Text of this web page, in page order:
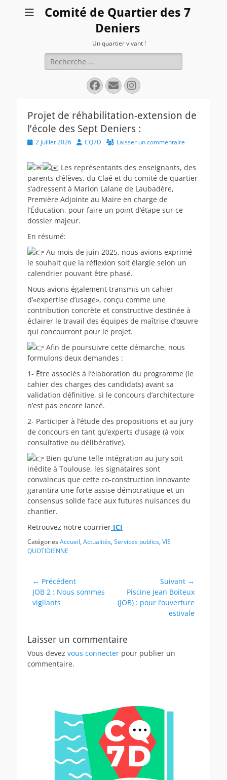
Comité de Quartier des 7
Deniers
Un quartier vivant !
Rechercher :
Facebook
E-
mail
Instagram
Projet de réhabilitation-extension de
l’école des Sept Deniers :
Posted2 juillet 2026 Author
CQ7D Laisser un commentaire
Les représentants des enseignants, des
parents d’élèves, du Claé et du comité de quartier
s’adressent à Marion Lalane de Laubadère,
Première Adjointe au Maire en charge de
l’Éducation, pour faire un point d’étape sur ce
dossier majeur.
En résumé:
Au mois de juin 2025, nous avions exprimé
le souhait que la réflexion soit élargie selon un
calendrier pouvant être phasé.
Nous avions également transmis un cahier
d’«expertise d’usage», conçu comme une
contribution concrète et constructive destinée à
éclairer le travail des équipes de maîtrise d’œuvre
qui concourront pour le projet.
Afin de poursuivre cette démarche, nous
formulons deux demandes :
1- Être associés à l’élaboration du programme (le
cahier des charges des candidats) avant sa
validation définitive, si le concours d’architecture
n’est pas encore lancé.
2- Participer à l’étude des propositions et au jury
de concours en tant qu’experts d’usage (à voix
consultative ou délibérative).
Bien qu’une telle intégration au jury soit
inédite à Toulouse, les signataires sont
convaincus que cette co-construction innovante
garantira une forte assise démocratique et un
consensus solide face aux futures nuisances du
chantier.
Retrouvez notre courrier ICI
CatégoriesAccueil, Actualités, Services publics, VIE
QUOTIDIENNE
Navigation
de
l’article
← Précédent
Article
précédent :
JOB 2 : Nous sommes
vigilants
Suivant →
Article
suivant :
Piscine Jean Boiteux
(JOB) : pour l’ouverture
estivale
Laisser un commentaire
Vous devez vous connecter pour publier un
commentaire.